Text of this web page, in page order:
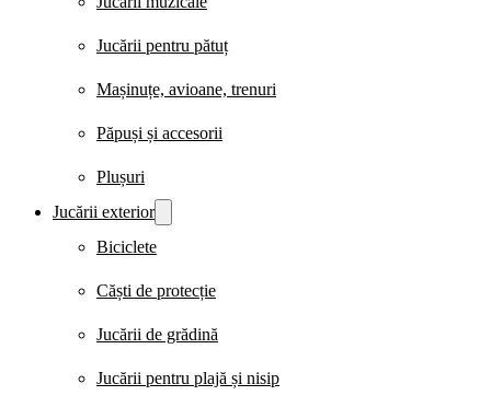
Jucării pentru pătuț
Mașinuțe, avioane, trenuri
Păpuși și accesorii
Plușuri
Jucării exterior
Biciclete
Căști de protecție
Jucării de grădină
Jucării pentru plajă și nisip